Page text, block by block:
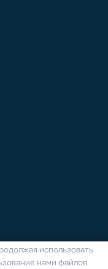
защищены
использовать
нами файлов